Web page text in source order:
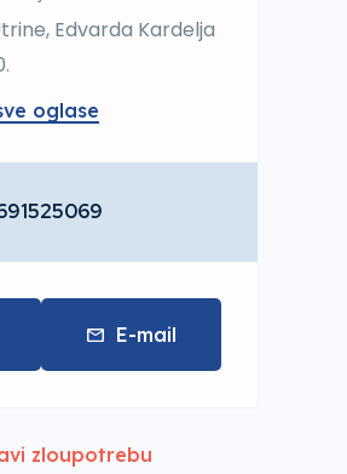
Edvarda Kardelja
oglase
E-mail
zloupotrebu